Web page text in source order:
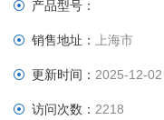
产品型号：
销售地址：上海市
更新时间：2025-12-02
访问次数：2218